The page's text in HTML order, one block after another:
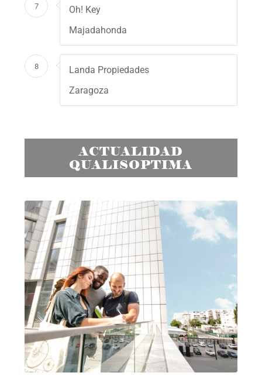
7
Oh! Key
Majadahonda
8
Landa Propiedades
Zaragoza
ACTUALIDAD
QUALISOPTIMA